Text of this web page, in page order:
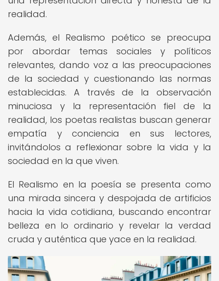
realidad.
Además, el Realismo poético se preocupa
por abordar temas sociales y políticos
relevantes, dando voz a las preocupaciones
de la sociedad y cuestionando las normas
establecidas. A través de la observación
minuciosa y la representación fiel de la
realidad, los poetas realistas buscan generar
empatía y conciencia en sus lectores,
invitándolos a reflexionar sobre la vida y la
sociedad en la que viven.
El Realismo en la poesía se presenta como
una mirada sincera y despojada de artificios
hacia la vida cotidiana, buscando encontrar
belleza en lo ordinario y revelar la verdad
cruda y auténtica que yace en la realidad.